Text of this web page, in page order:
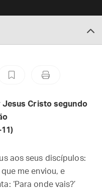
Jesus Cristo segundo
aos seus discípulos:
me enviou, e
‘Para onde vais?’